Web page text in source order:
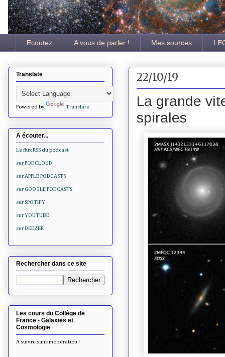
Ecoutez A vous de parler ! Mes sources
22/10/19
La grande
spirales
Translate
Powered by Translate
A écouter...
Le flux RSS du podcast
sur PODCLOUD
sur APPLE PODCASTS
sur GOOGLE PODCASTS
sur SPOTIFY
sur YOUTUBE
sur DEEZER
Rechercher dans ce site
Les cours du Collège de
France - Galaxies et
Cosmologie
A suivre sans modération !